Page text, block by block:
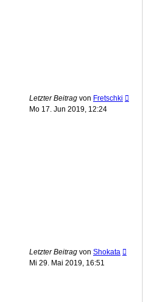
Letzter Beitrag von Fretschki
Mo 17. Jun 2019, 12:24
Letzter Beitrag von Shokata
Mi 29. Mai 2019, 16:51